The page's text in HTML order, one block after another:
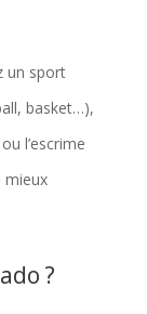
un sport
basket…),
l’escrime
mieux
?